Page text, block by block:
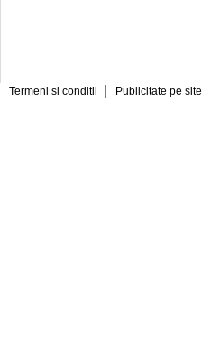
Termeni si conditii Publicitate pe site